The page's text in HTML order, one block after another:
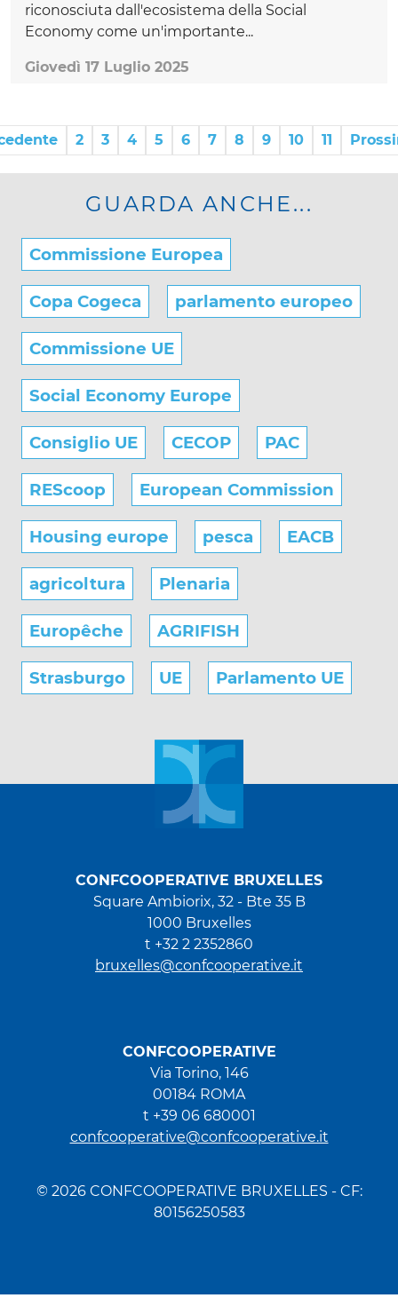
riconosciuta dall'ecosistema della Social
Economy come un'importante...
Giovedì 17 Luglio 2025
2 3 4 5 6 7 8 9 10 11
GUARDA ANCHE...
Commissione Europea
Copa Cogeca parlamento europeo
Commissione UE
Social Economy Europe
Consiglio UE CECOP PAC
REScoop European Commission
Housing europe pesca EACB
agricoltura Plenaria
Europêche AGRIFISH
Strasburgo UE Parlamento UE
CONFCOOPERATIVE BRUXELLES
Square Ambiorix, 32 - Bte 35 B
1000 Bruxelles
t +32 2 2352860
bruxelles@confcooperative.it
CONFCOOPERATIVE
Via Torino, 146
00184 ROMA
t +39 06 680001
confcooperative@confcooperative.it
© 2026 CONFCOOPERATIVE BRUXELLES - CF:
80156250583